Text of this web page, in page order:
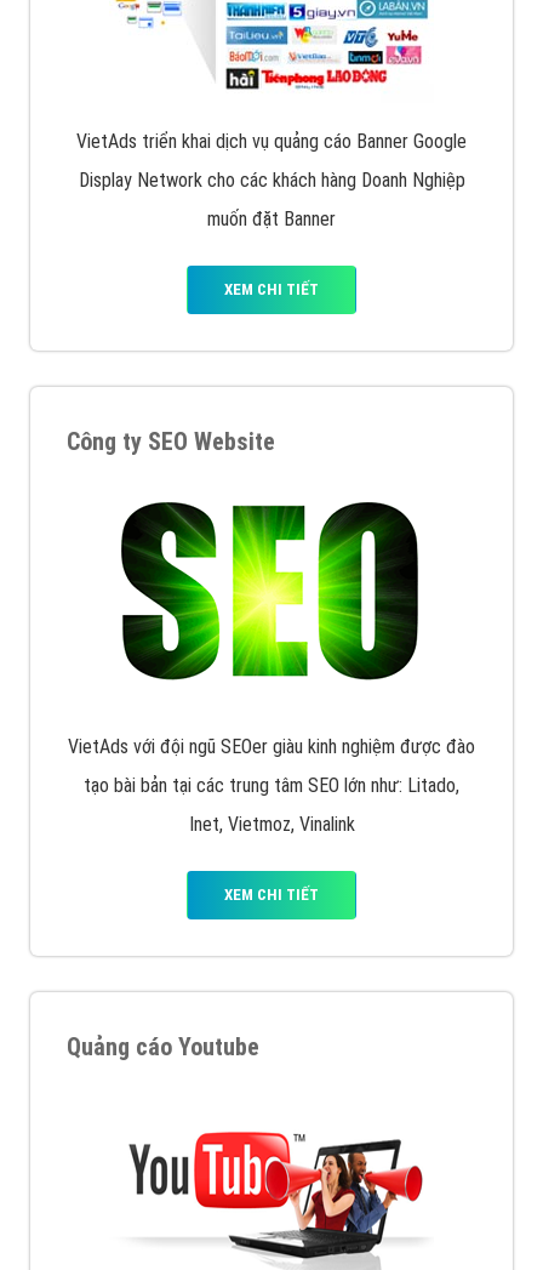
VietAds triển khai dịch vụ quảng cáo Banner Google
Display Network cho các khách hàng Doanh Nghiệp
muốn đặt Banner
XEM CHI TIẾT
Công ty SEO Website
VietAds với đội ngũ SEOer giàu kinh nghiệm được đào
tạo bài bản tại các trung tâm SEO lớn như: Litado,
Inet, Vietmoz, Vinalink
XEM CHI TIẾT
Quảng cáo Youtube